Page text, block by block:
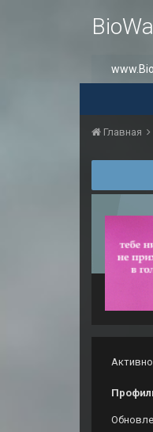
Главная